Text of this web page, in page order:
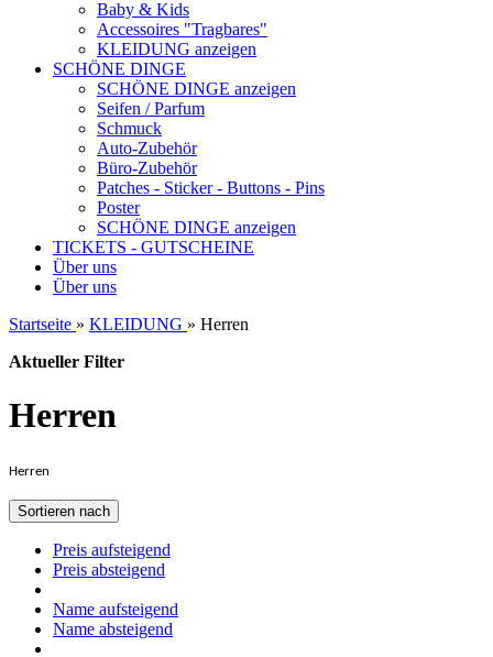
Baby & Kids
Accessoires "Tragbares"
KLEIDUNG anzeigen
SCHÖNE DINGE
SCHÖNE DINGE anzeigen
Seifen / Parfum
Schmuck
Auto-Zubehör
Büro-Zubehör
Patches - Sticker - Buttons - Pins
Poster
SCHÖNE DINGE anzeigen
TICKETS - GUTSCHEINE
Über uns
Über uns
Startseite » KLEIDUNG » Herren
Aktueller Filter
Herren
Herren
Sortieren nach
Preis aufsteigend
Preis absteigend
Name aufsteigend
Name absteigend